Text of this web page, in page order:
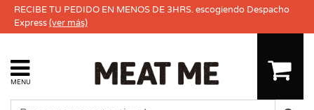
RECIBE TU PEDIDO EN MENOS DE 3HRS. escogiendo Despacho
Express(ver más)
MENU